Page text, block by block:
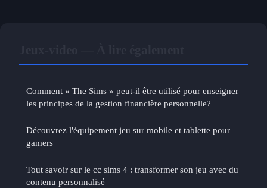
Comment « The Sims » peut-il être utilisé pour enseigner
les principes de la gestion financière personnelle?
Découvrez l'équipement jeu sur mobile et tablette pour
gamers
Tout savoir sur le cc sims 4 : transformer son jeu avec du
contenu personnalisé